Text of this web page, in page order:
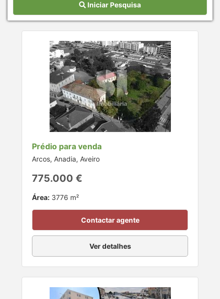
Iniciar Pesquisa
Prédio para venda
Arcos, Anadia, Aveiro
775.000 €
Área: 3776 m²
Contactar agente
Ver detalhes